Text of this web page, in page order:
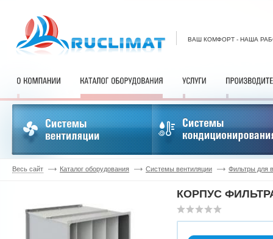
ВАШ КОМФОРТ - НАША
Весь сайт Каталог оборудования Системы вентиляции Фильтры для
КОРПУС ФИЛЬТРА